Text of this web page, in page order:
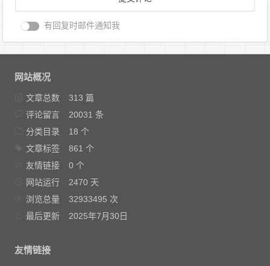
有回复时邮件通知我
网站概况
文章总数
313 篇
评论留言
20031 条
分类目录
18 个
文章标签
861 个
友情链接
0 个
网站运行
2470 天
浏览总量
32933495 次
最后更新
2025年7月30日
友情链接